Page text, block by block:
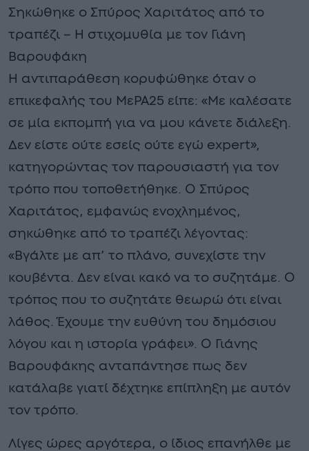
Σηκώθηκε ο Σπύρος Χαριτάτος από το
τραπέζι – Η στιχομυθία με τον Γιάνη
Βαρουφάκη
Η αντιπαράθεση κορυφώθηκε όταν ο
επικεφαλής του ΜεΡΑ25 είπε: «Με καλέσατε
σε μία εκπομπή για να μου κάνετε διάλεξη.
Δεν είστε ούτε εσείς ούτε εγώ expert»,
κατηγορώντας τον παρουσιαστή για τον
τρόπο που τοποθετήθηκε. Ο Σπύρος
Χαριτάτος, εμφανώς ενοχλημένος,
σηκώθηκε από το τραπέζι λέγοντας:
«Βγάλτε με απ’ το πλάνο, συνεχίστε την
κουβέντα. Δεν είναι κακό να το συζητάμε. Ο
τρόπος που το συζητάτε θεωρώ ότι είναι
λάθος. Έχουμε την ευθύνη του δημόσιου
λόγου και η ιστορία γράφει». Ο Γιάνης
Βαρουφάκης ανταπάντησε πως δεν
κατάλαβε γιατί δέχτηκε επίπληξη με αυτόν
τον τρόπο.
Λίγες ώρες αργότερα, ο ίδιος επανήλθε με